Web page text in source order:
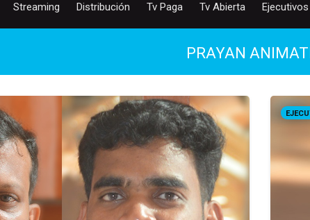
Streaming Distribución Tv Paga Tv Abierta Ejecutivos
PRAYAN